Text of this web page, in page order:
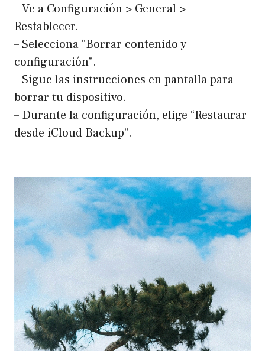
– Ve a Configuración > General >
Restablecer.
– Selecciona “Borrar contenido y
configuración”.
– Sigue las instrucciones en pantalla para
borrar tu dispositivo.
– Durante la configuración, elige “Restaurar
desde iCloud Backup”.